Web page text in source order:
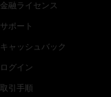
金融ライセンス
サポート
キャッシュバック
ログイン
取引手順